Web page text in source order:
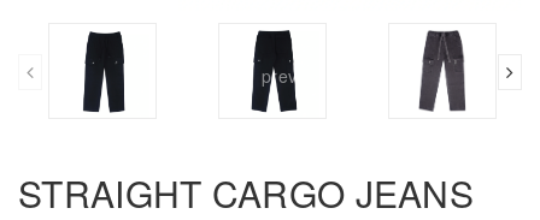
prev
STRAIGHT CARGO JEANS